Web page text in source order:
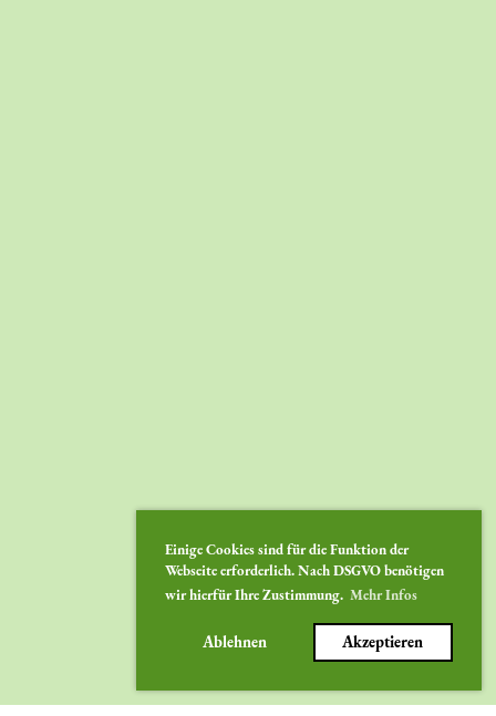
Einige Cookies sind für die Funktion der
Webseite erforderlich. Nach DSGVO benötigen
wir hierfür Ihre Zustimmung. Mehr Infos
Ablehnen Akzeptieren